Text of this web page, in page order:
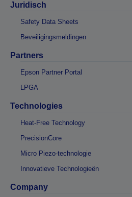
Juridisch
Safety Data Sheets
Beveiligingsmeldingen
Partners
Epson Partner Portal
LPGA
Technologies
Heat-Free Technology
PrecisionCore
Micro Piezo-technologie
Innovatieve Technologieën
Company